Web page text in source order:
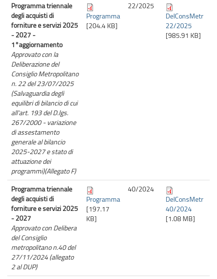
Programma triennale
degli acquisti di
forniture e servizi 2025
- 2027 -
1°aggiornamento
Approvato con la
Deliberazione del
Consiglio Metropolitano
n. 22 del 23/07/2025
(Salvaguardia degli
equilibri di bilancio di cui
all'art. 193 del D.lgs.
267/2000 - variazione
di assestamento
generale al bilancio
2025-2027 e stato di
attuazione dei
programmi)(Allegato F)
Programma
[204.4 KB]
22/2025
DelConsMetr
22/2025
[985.91 KB]
Programma triennale
degli acquisti di
forniture e servizi 2025
- 2027
Approvato con Delibera
del Consiglio
metropolitano n.40 del
27/11/2024 (allegato
2 al DUP)
Programma
[197.17
KB]
40/2024
DelConsMetr
40/2024
[1.08 MB]